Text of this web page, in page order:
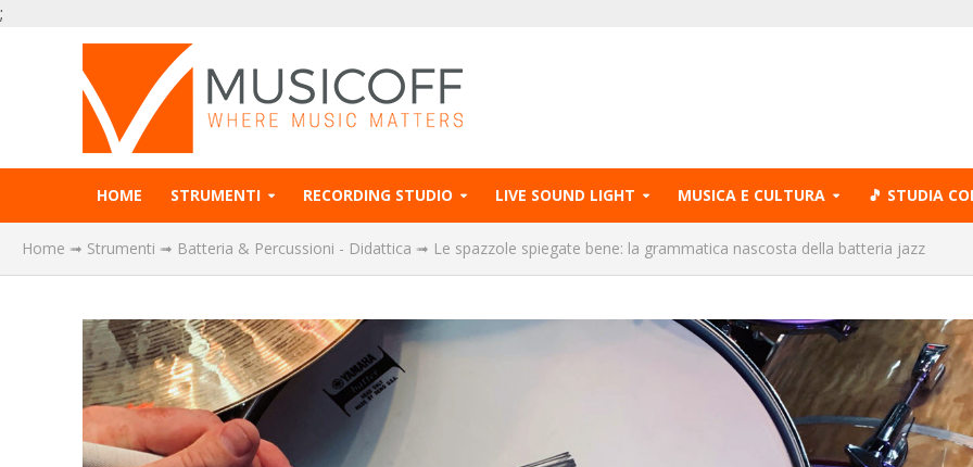
;
HOME STRUMENTI RECORDING STUDIO LIVE SOUND LIGHT MUSICA E CULTURA 🎵 STUDIA
Home ➟ Strumenti ➟ Batteria & Percussioni - Didattica ➟ Le spazzole spiegate bene: la grammatica nascosta della batteria jazz